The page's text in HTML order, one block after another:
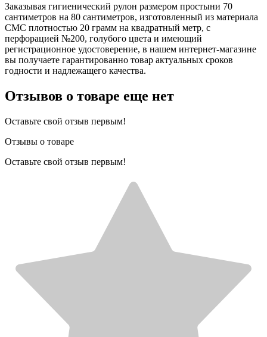
Заказывая гигиенический рулон размером простыни 70
сантиметров на 80 сантиметров, изготовленный из материала
СМС плотностью 20 грамм на квадратный метр, с
перфорацией №200, голубого цвета и имеющий
регистрационное удостоверение, в нашем интернет-магазине
вы получаете гарантированно товар актуальных сроков
годности и надлежащего качества.
Отзывов о товаре еще нет
Оставьте свой отзыв первым!
Отзывы о товаре
Оставьте свой отзыв первым!